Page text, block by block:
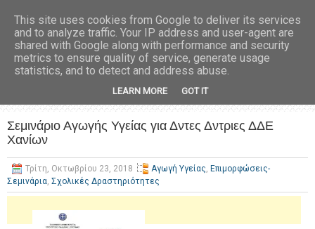
Σεμινάριο Αγωγής Υγείας για Δντες Δντριες ΔΔΕ
Χανίων
Τρίτη, Οκτωβρίου 23, 2018 Αγωγή Υγείας, Επιμορφώσεις-
Σεμινάρια, Σχολικές Δραστηριότητες
This site uses cookies from Google to deliver its services
and to analyze traffic. Your IP address and user-agent are
shared with Google along with performance and security
metrics to ensure quality of service, generate usage
statistics, and to detect and address abuse.
LEARN MORE GOT IT